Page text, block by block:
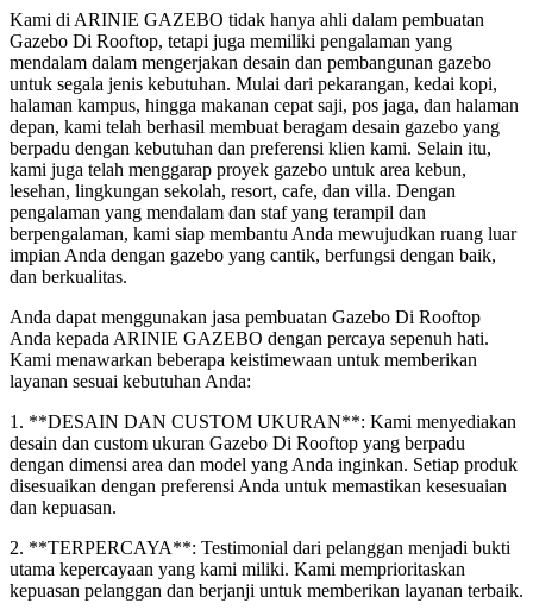
Kami di ARINIE GAZEBO tidak hanya ahli dalam pembuatan
Gazebo Di Rooftop, tetapi juga memiliki pengalaman yang
mendalam dalam mengerjakan desain dan pembangunan gazebo
untuk segala jenis kebutuhan. Mulai dari pekarangan, kedai kopi,
halaman kampus, hingga makanan cepat saji, pos jaga, dan halaman
depan, kami telah berhasil membuat beragam desain gazebo yang
berpadu dengan kebutuhan dan preferensi klien kami. Selain itu,
kami juga telah menggarap proyek gazebo untuk area kebun,
lesehan, lingkungan sekolah, resort, cafe, dan villa. Dengan
pengalaman yang mendalam dan staf yang terampil dan
berpengalaman, kami siap membantu Anda mewujudkan ruang luar
impian Anda dengan gazebo yang cantik, berfungsi dengan baik,
dan berkualitas.
Anda dapat menggunakan jasa pembuatan Gazebo Di Rooftop
Anda kepada ARINIE GAZEBO dengan percaya sepenuh hati.
Kami menawarkan beberapa keistimewaan untuk memberikan
layanan sesuai kebutuhan Anda:
1. **DESAIN DAN CUSTOM UKURAN**: Kami menyediakan
desain dan custom ukuran Gazebo Di Rooftop yang berpadu
dengan dimensi area dan model yang Anda inginkan. Setiap produk
disesuaikan dengan preferensi Anda untuk memastikan kesesuaian
dan kepuasan.
2. **TERPERCAYA**: Testimonial dari pelanggan menjadi bukti
utama kepercayaan yang kami miliki. Kami memprioritaskan
kepuasan pelanggan dan berjanji untuk memberikan layanan terbaik.